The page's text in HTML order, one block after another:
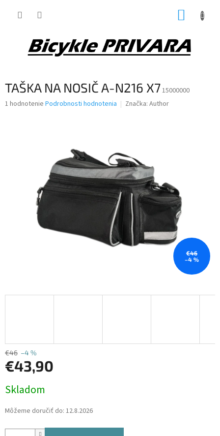
TAŠKA NA NOSIČ A-N216 X715000000
Priemerné
1 hodnotenie Podrobnosti hodnotenia Značka: Author
€46
–4 %
€46 –4 %
€43,90
cena:
Skladom
Môžeme doručiť do: 12.8.2026